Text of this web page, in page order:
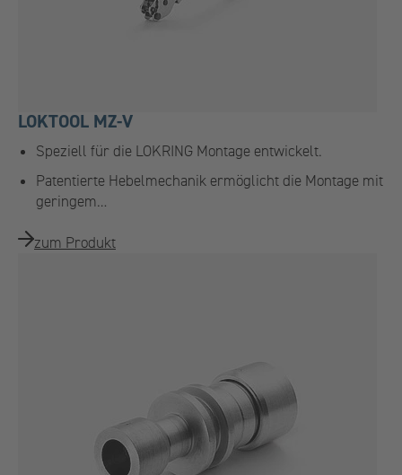
LOKTOOL MZ-V
Speziell für die LOKRING Montage entwickelt.
Patentierte Hebelmechanik ermöglicht die Montage mit
geringem…
zum Produkt